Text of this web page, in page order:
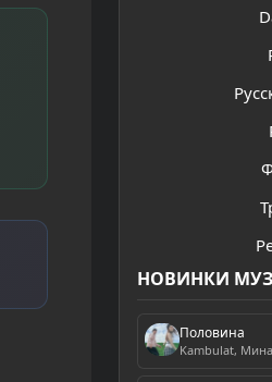
НОВИНКИ
Половина
Kambulat,